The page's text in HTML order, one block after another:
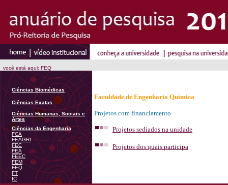
você está aqui: FEQ
Ciências Biomédicas
Ciências Exatas
Ciências Humanas, Sociais e
Artes
Ciências da Engenharia
FCA
FEAGRI
FEC
FEA
FEEC
FEM
FEQ
FT
IC
Faculdade de Engenharia Química
Projetos com financiamento
Projetos sediados na unidade
Projetos dos quais participa